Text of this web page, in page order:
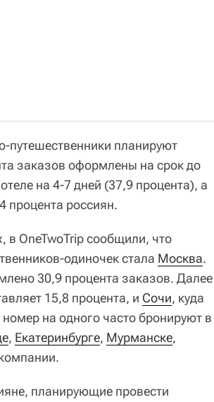
путешественники планируют
заказов оформлены на срок до
на 4-7 дней (37,9 процента), а
процента россиян.
в OneTwoTrip сообщили, что
одиночек стала Москва.
30,9 процента заказов. Далее
15,8 процента, и Сочи, куда
на одного часто бронируют в
, Екатеринбурге, Мурманске,
планирующие провести